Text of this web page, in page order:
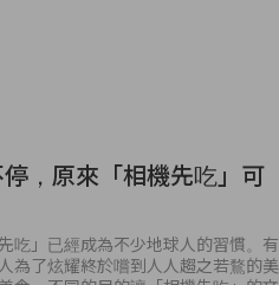
，原來「相機先吃」可
吃」已經成為不少地球人的習慣。有
為了炫耀終於嚐到人人趨之若鶩的美